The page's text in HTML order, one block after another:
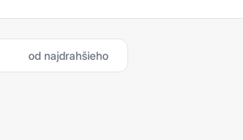
od najdrahšieho